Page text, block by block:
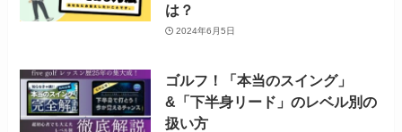
は？
2024年6月5日
ゴルフ！「本当のスイング」
&「下半身リード」のレベル別の
扱い方